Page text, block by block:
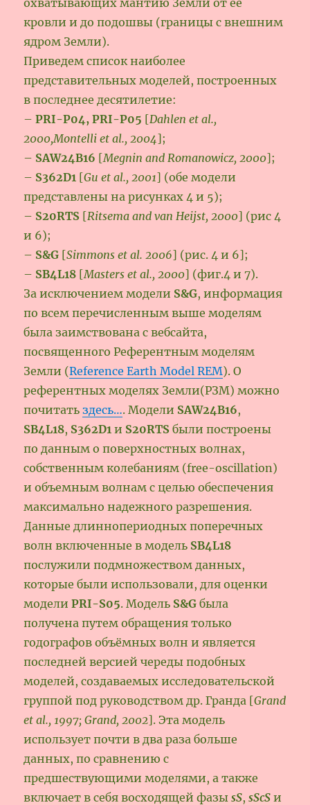
кровли и до подошвы (границы с внешним
ядром Земли).
Приведем список наиболее
представительных моделей, построенных
в последнее десятилетие:
–PRI-P04, PRI-P05 [Dahlen et al.,
2000,Montelli et al., 2004];
– SAW24B16 [Megnin and Romanowicz, 2000];
– S362D1 [Gu et al., 2001] (обе модели
представлены на рисунках 4 и 5);
– S20RTS [Ritsema and van Heijst, 2000] (рис 4
и 6);
– S&G [Simmons et al. 2006] (рис. 4 и 6];
– SB4L18 [Masters et al., 2000] (фиг.4 и 7).
За исключением модели S&G, информация
по всем перечисленным выше моделям
была заимствована с вебсайта,
посвященного Референтным моделям
Земли (Reference Earth Model REM). О
референтных моделях Земли(РЗМ) можно
почитатьздесь…. Модели SAW24B16,
SB4L18, S362D1 и S20RTS были построены
по данным о поверхностных волнах,
собственным колебаниям (free-oscillation)
и объемным волнам с целью обеспечения
максимально надежного разрешения.
Данные длиннопериодных поперечных
волн включенные в модель SB4L18
послужили подмножеством данных,
которые были использовали, для оценки
моделиPRI-S05. Модель S&G была
получена путем обращения только
годографов объёмных волн и является
последней версией череды подобных
моделей, создаваемых исследовательской
группой под руководством др. Гранда [Grand
et al., 1997; Grand, 2002]. Эта модель
использует почти в два раза больше
данных, по сравнению с
предшествующими моделями, а также
включает в себя восходящей фазыsS,sScS и